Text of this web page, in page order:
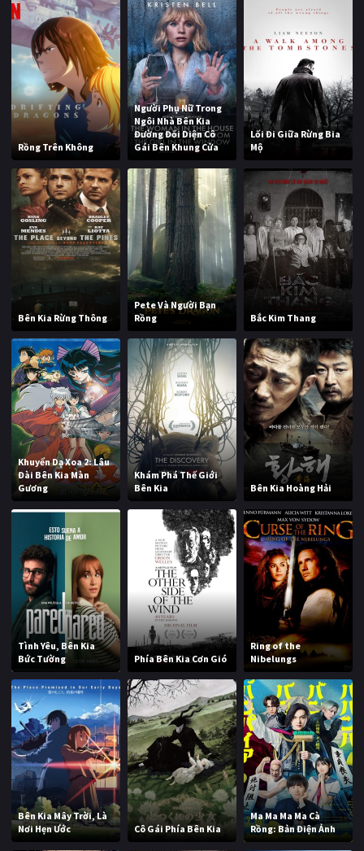
Rồng Trên Không
Người Phụ Nữ Trong
Ngôi Nhà Bên Kia
Đường Đối Diện Cô
Gái Bên Khung Cửa
Lối Đi Giữa Rừng Bia
Mộ
Bên Kia Rừng Thông
Pete Và Người Bạn
Rồng
Bắc Kim Thang
Khuyển Dạ Xoa 2: Lâu
Đài Bên Kia Màn
Gương
Khám Phá Thế Giới
Bên Kia
Bên Kia Hoàng Hải
Tình Yêu, Bên Kia
Bức Tường
Phía Bên Kia Cơn Gió
Ring of the
Nibelungs
Bên Kia Mây Trời, Là
Nơi Hẹn Ước
Cô Gái Phía Bên Kia
Ma Ma Ma Ma Cà
Rồng: Bản Điện Ảnh